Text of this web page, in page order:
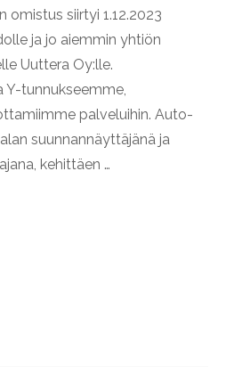
siirtyi 1.12.2023
ja jo aiemmin yhtiön
Uuttera Oy:lle.
Y-tunnukseemme,
palveluihin. Auto-
suunnannäyttäjänä ja
kehittäen …